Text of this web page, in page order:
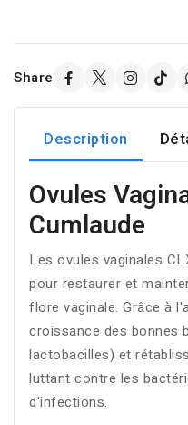
Share
Description
Ovules
Cumlaude
Les ovules vaginales
pour restaurer et
flore vaginale. Grâce à
croissance des bonnes
lactobacilles) et
luttant contre les
d'infections.